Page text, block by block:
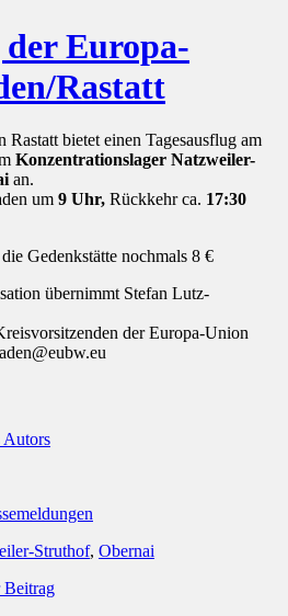
der Europa-
Rastatt
bietet einen Tagesausflug am
Konzentrationslager Natzweiler-
an.
um 9 Uhr, Rückkehr ca. 17:30
Gedenkstätte nochmals 8 €
übernimmt Stefan Lutz-
der Europa-Union
Autors
Struthof, Obernai
Beitrag